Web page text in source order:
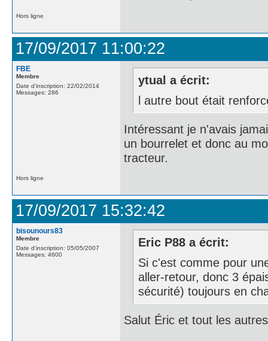
Hors ligne
17/09/2017 11:00:22
FBE
Membre
Date d'inscription: 22/02/2014
Messages: 286
ytual a écrit:
l autre bout était
Intéressant je n'avais
un bourrelet et donc au
tracteur.
Hors ligne
17/09/2017 15:32:42
bisounours83
Membre
Date d'inscription: 05/05/2007
Messages: 4600
Eric P88 a écrit:
Si c'est comme pour
aller-retour, donc 3
sécurité) toujours en
Salut Éric et tout les